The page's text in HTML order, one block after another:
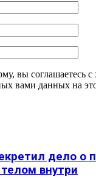
вы соглашаетесь
вами данных на
дело о
внутри